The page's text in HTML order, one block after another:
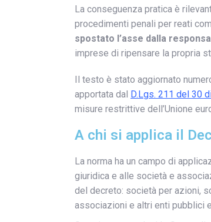
La conseguenza pratica è
procedimenti penali per reati
spostato l’asse dalla
imprese di ripensare la propria
Il testo è stato aggiornato
apportata dal D.Lgs. 211 del 30
misure restrittive dell’Unione
A chi si applica il
La norma ha un campo di
giuridica e alle società e
del decreto: società per azioni,
associazioni e altri enti pubblici